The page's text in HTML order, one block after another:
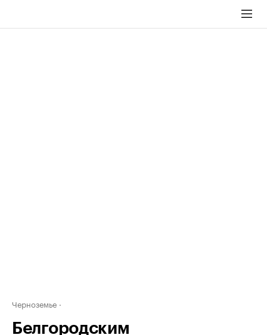
Черноземье
Белгородским